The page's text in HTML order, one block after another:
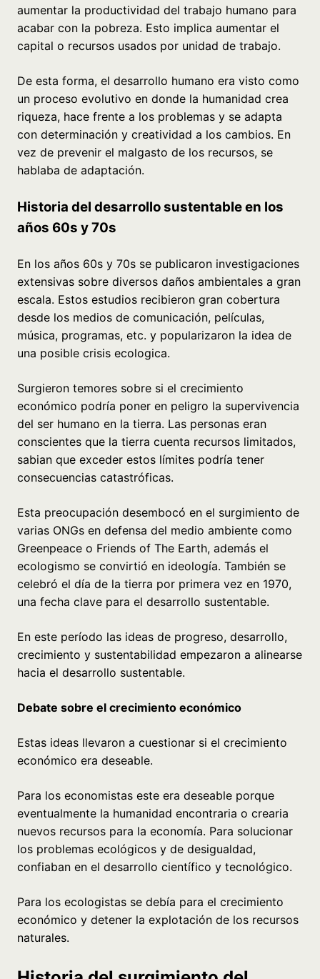
aumentar la productividad del trabajo humano para
acabar con la pobreza. Esto implica aumentar el
capital o recursos usados por unidad de trabajo.
De esta forma, el desarrollo humano era visto como
un proceso evolutivo en donde la humanidad crea
riqueza, hace frente a los problemas y se adapta
con determinación y creatividad a los cambios. En
vez de prevenir el malgasto de los recursos, se
hablaba de adaptación.
Historia del desarrollo sustentable en los
años 60s y 70s
En los años 60s y 70s se publicaron investigaciones
extensivas sobre diversos daños ambientales a gran
escala. Estos estudios recibieron gran cobertura
desde los medios de comunicación, películas,
música, programas, etc. y popularizaron la idea de
una posible crisis ecologica.
Surgieron temores sobre si el crecimiento
económico podría poner en peligro la supervivencia
del ser humano en la tierra. Las personas eran
conscientes que la tierra cuenta recursos limitados,
sabian que exceder estos límites podría tener
consecuencias catastróficas.
Esta preocupación desembocó en el surgimiento de
varias ONGs en defensa del medio ambiente como
Greenpeace o Friends of The Earth, además el
ecologismo se convirtió en ideología. También se
celebró el día de la tierra por primera vez en 1970,
una fecha clave para el desarrollo sustentable.
En este período las ideas de progreso, desarrollo,
crecimiento y sustentabilidad empezaron a alinearse
hacia el desarrollo sustentable.
Debate sobre el crecimiento económico
Estas ideas llevaron a cuestionar si el crecimiento
económico era deseable.
Para los economistas este era deseable porque
eventualmente la humanidad encontraria o crearia
nuevos recursos para la economía. Para solucionar
los problemas ecológicos y de desigualdad,
confiaban en el desarrollo científico y tecnológico.
Para los ecologistas se debía para el crecimiento
económico y detener la explotación de los recursos
naturales.